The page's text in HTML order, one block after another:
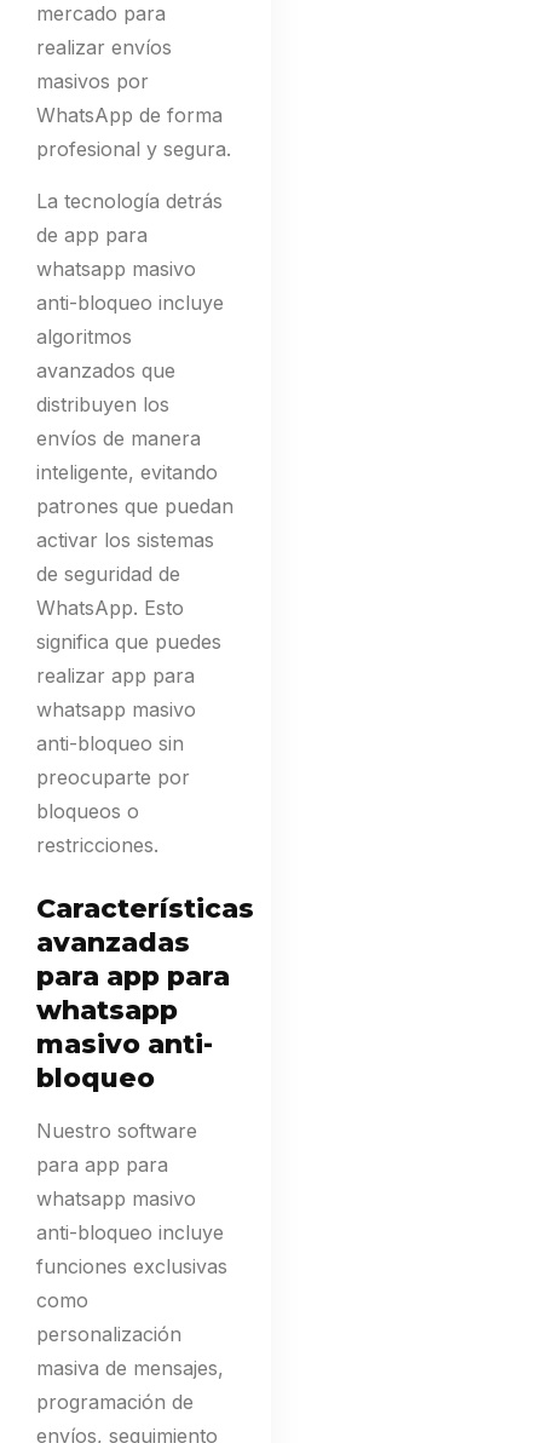
mercado para
realizar envíos
masivos por
WhatsApp de forma
profesional y segura.
La tecnología detrás
de app para
whatsapp masivo
anti-bloqueo incluye
algoritmos
avanzados que
distribuyen los
envíos de manera
inteligente, evitando
patrones que puedan
activar los sistemas
de seguridad de
WhatsApp. Esto
significa que puedes
realizar app para
whatsapp masivo
anti-bloqueo sin
preocuparte por
bloqueos o
restricciones.
Características
avanzadas
para app para
whatsapp
masivo anti-
bloqueo
Nuestro software
para app para
whatsapp masivo
anti-bloqueo incluye
funciones exclusivas
como
personalización
masiva de mensajes,
programación de
envíos, seguimiento